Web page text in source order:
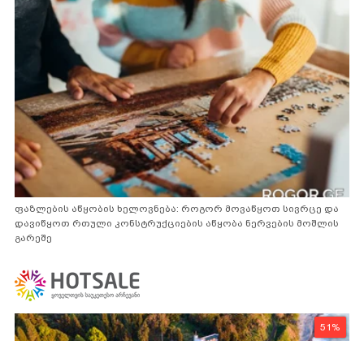
ფაზლების აწყობის ხელოვნება: როგორ მოვაწყოთ სივრცე და
დავიწყოთ რთული კონსტრუქციების აწყობა ნერვების მოშლის
გარეშე
51%